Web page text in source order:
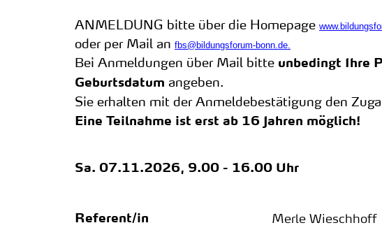
ANMELDUNG bitte über die Homepage
oder per Mail an fbs@bildungsforum-bonn.de.
Bei Anmeldungen über Mail bitte unbedingt Ihre
Geburtsdatum angeben.
Sie erhalten mit der Anmeldebestätigung den
Eine Teilnahme ist erst ab 16 Jahren möglich!
Sa. 07.11.2026, 9.00 - 16.00 Uhr
Referent/in Merle Wieschhoff